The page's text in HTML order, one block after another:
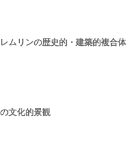
ムリンの歴史的・建築的複合体
文化的景観